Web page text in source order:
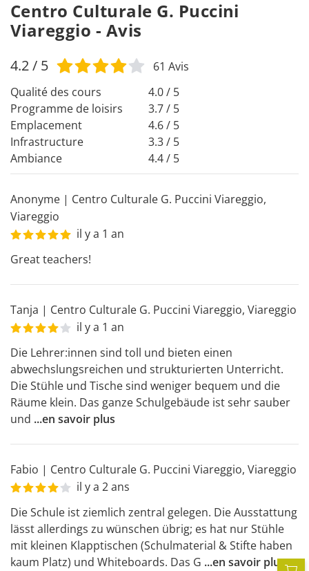
Centro Culturale G. Puccini
Viareggio - Avis
4.2/ 5 61 Avis
Qualité des cours
4.0 / 5
Programme de loisirs
3.7 / 5
Emplacement
4.6 / 5
Infrastructure
3.3 / 5
Ambiance
4.4 / 5
Anonyme | Centro Culturale G. Puccini Viareggio,
Viareggio
il y a 1 an
Great teachers!
Tanja | Centro Culturale G. Puccini Viareggio, Viareggio
il y a 1 an
Die Lehrer:innen sind toll und bieten einen
abwechslungsreichen und strukturierten Unterricht.
Die Stühle und Tische sind weniger bequem und die
Räume klein. Das ganze Schulgebäude ist sehr sauber
und ...en savoir plus
Fabio | Centro Culturale G. Puccini Viareggio, Viareggio
il y a 2 ans
Die Schule ist ziemlich zentral gelegen. Die Ausstattung
lässt allerdings zu wünschen übrig; es hat nur Stühle
mit kleinen Klapptischen (Schulmaterial & Stifte haben
kaum Platz) und Whiteboards. Das G ...en savoir plus